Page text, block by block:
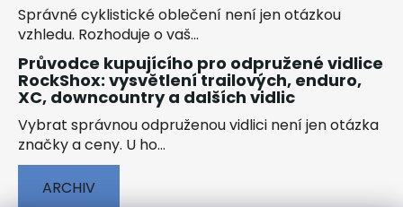
Správné cyklistické oblečení není jen otázkou
vzhledu. Rozhoduje o vaš...
Průvodce kupujícího pro odpružené vidlice
RockShox: vysvětlení trailových, enduro,
XC, downcountry a dalších vidlic
Vybrat správnou odpruženou vidlici není jen otázka
značky a ceny. U ho...
ARCHIV